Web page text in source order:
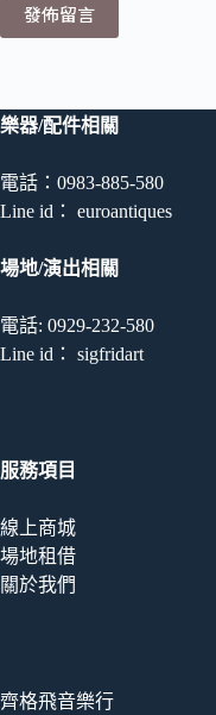
發佈留言
樂器/配件相關
電話：0983-885-580
Line id： euroantiques
場地/演出相關
電話: 0929-232-580
Line id： sigfridart
服務項目
線上商城
場地租借
關於我們
齊格飛音樂行